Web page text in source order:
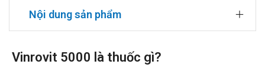
Nội dung sản phẩm
Vinrovit 5000 là thuốc gì?